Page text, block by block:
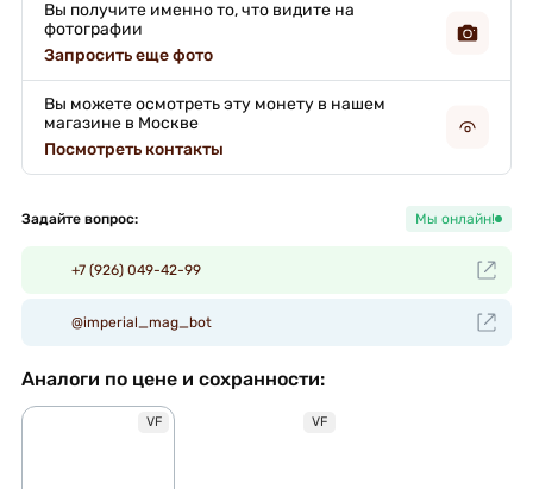
Вы получите именно то, что видите на
фотографии
Запросить еще фото
Вы можете осмотреть эту монету в нашем
магазине в Москве
Посмотреть контакты
Задайте вопрос: Мы онлайн!
+7 (926) 049-42-99
@imperial_mag_bot
Аналоги по цене и сохранности:
VF VF